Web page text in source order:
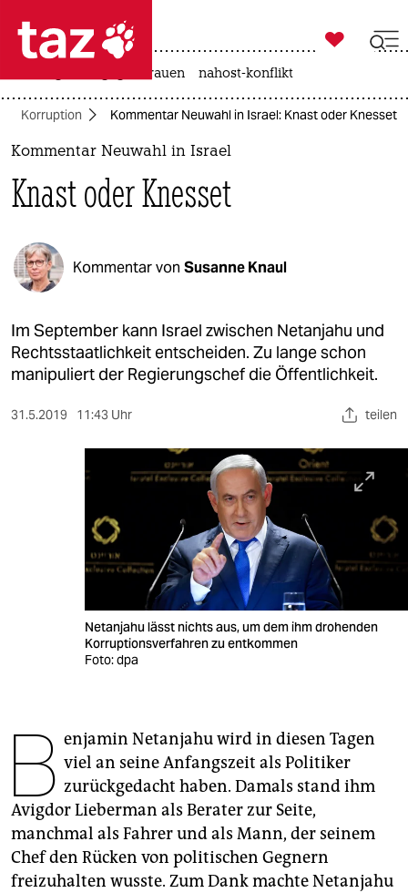
 taz zahl ich
taz zahl ich
politik
öko
gesellschaft
kultur
sport
berlin
genossenschaft
epaper login

taz zahl ich
gewalt gegen frauen nahost-konflikt
Korruption Kommentar Neuwahl in Israel: Knast oder Knesset
Kommentar Neuwahl in Israel
Knast oder Knesset
Kommentar von Susanne Knaul
Im September kann Israel zwischen Netanjahu und
Rechtsstaatlichkeit entscheiden. Zu lange schon
manipuliert der Regierungschef die Öffentlichkeit.
31.5.2019 11:43 Uhr teilen
Netanjahu lässt nichts aus, um dem ihm drohenden
Korruptionsverfahren zu entkommen
Foto: dpa
B enjamin Netanjahu wird in diesen Tagen
viel an seine Anfangszeit als Politiker
zurückgedacht haben. Damals stand ihm
Avigdor Lieberman als Berater zur Seite,
manchmal als Fahrer und als Mann, der seinem
Chef den Rücken von politischen Gegnern
freizuhalten wusste. Zum Dank machte Netanjahu